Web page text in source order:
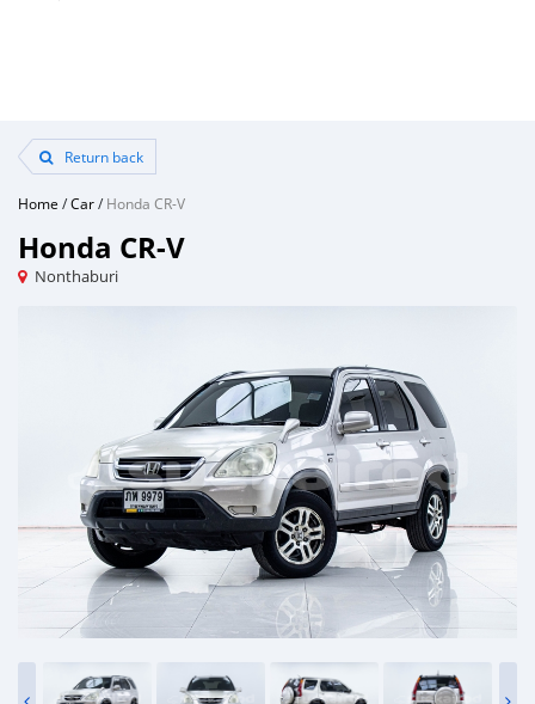
Return back
Home /Car/Honda CR-V
Honda CR-V
Nonthaburi